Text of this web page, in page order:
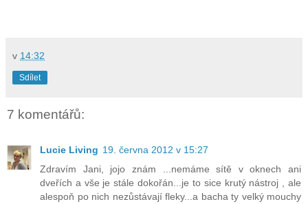
v 14:32
Sdílet
7 komentářů:
Lucie Living 19. června 2012 v 15:27
Zdravím Jani, jojo znám ...nemáme sítě v oknech ani
dveřích a vše je stále dokořán...je to sice krutý nástroj , ale
alespoň po nich nezůstávají fleky...a bacha ty velký mouchy